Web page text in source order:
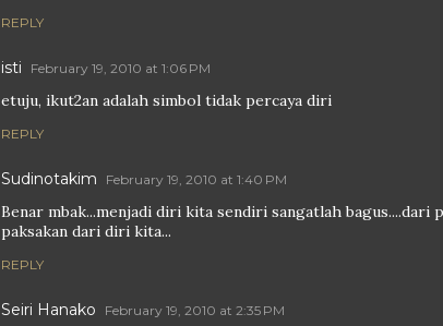
REPLY
isti February 19, 2010 at 1:06 PM
etuju, ikut2an adalah simbol tidak percaya diri
REPLY
Sudinotakim February 19, 2010 at 1:40 PM
Benar mbak...menjadi diri kita sendiri sangatlah bagus....dari
paksakan dari diri kita...
REPLY
Seiri Hanako February 19, 2010 at 2:35 PM